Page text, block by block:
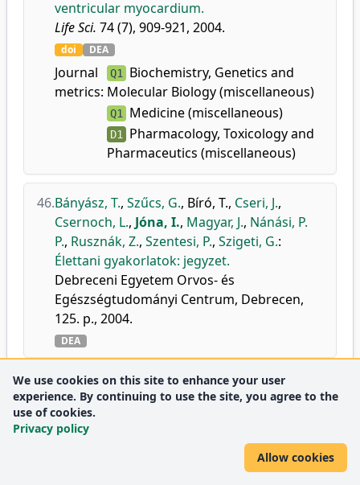
ventricular myocardium.
Life Sci. 74 (7), 909-921, 2004.
doi DEA
Journal
metrics:
Q1 Biochemistry, Genetics and
Molecular Biology (miscellaneous)
Q1 Medicine (miscellaneous)
D1 Pharmacology, Toxicology and
Pharmaceutics (miscellaneous)
46.Bányász, T., Szűcs, G., Bíró, T., Cseri, J.,
Csernoch, L., Jóna, I., Magyar, J., Nánási, P.
P., Rusznák, Z., Szentesi, P., Szigeti, G.:
Élettani gyakorlatok: jegyzet.
Debreceni Egyetem Orvos- és
Egészségtudományi Centrum, Debrecen,
125. p., 2004.
DEA
47.Rocchetti, M.,Besana, A.,Mostacciuolo, G.
Micheletti, R.,Ferrari, P. ,Sárközi, S.,Szegedi,
C.,Jóna, I.
Sarcoplasmic Reticulum Function by Na+/K+
Pump Inhibitors with Different Toxicity:
We use cookies on this site to enhance your user
experience. By continuing to use the site, you agree to the
use of cookies.
Privacy policy
Allow cookies